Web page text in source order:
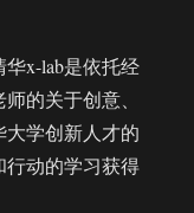
x-lab是依托经
的关于创意、
学创新人才的
行动的学习获得